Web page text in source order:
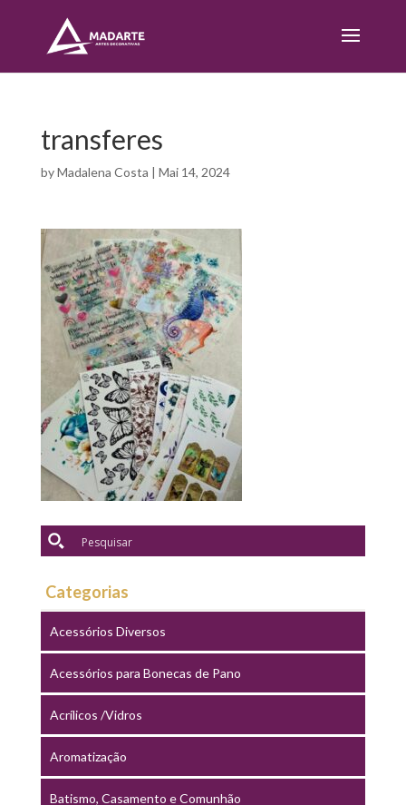
transferes
byMadalena Costa | Mai 14, 2024
Categorias
Acessórios Diversos
Acessórios para Bonecas de Pano
Acrílicos /Vidros
Aromatização
Batismo, Casamento e Comunhão